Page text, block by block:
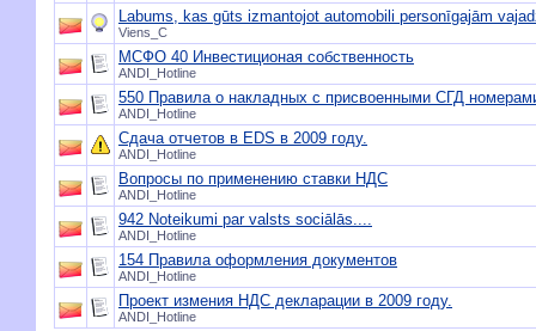
Labums, kas gūts izmantojot automobili personīgajām
Viens_C
МСФО 40 Инвестиционая собственность
ANDI_Hotline
550 Правила о накладных с присвоенными СГД
ANDI_Hotline
Сдача отчетов в EDS в 2009 году.
ANDI_Hotline
Вопросы по применению ставки НДС
ANDI_Hotline
942 Noteikumi par valsts sociālās....
ANDI_Hotline
154 Правила оформления документов
ANDI_Hotline
Проект измения НДС декларации в 2009 году.
ANDI_Hotline